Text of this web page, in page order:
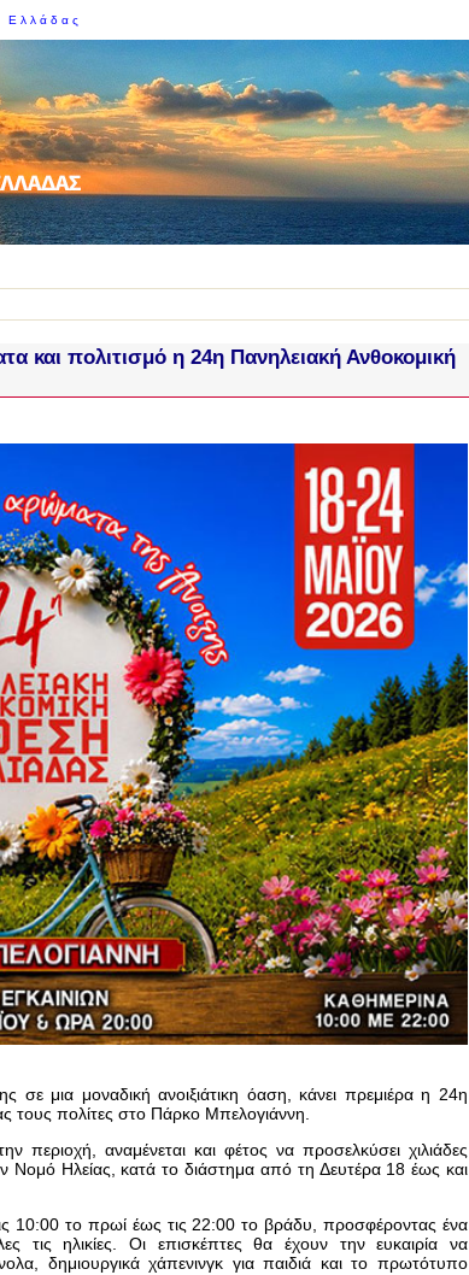
Ελλάδας
και πολιτισμό η 24η Πανηλειακή Ανθοκομική
μια μοναδική ανοιξιάτικη όαση, κάνει πρεμιέρα η 24η
τους πολίτες στο Πάρκο Μπελογιάννη.
αναμένεται και φέτος να προσελκύσει χιλιάδες
Νομό Ηλείας, κατά το διάστημα από τη Δευτέρα 18 έως και
10:00 το πρωί έως τις 22:00 το βράδυ, προσφέροντας ένα
ηλικίες. Οι επισκέπτες θα έχουν την ευκαιρία να
δημιουργικά χάπενινγκ για παιδιά και το πρωτότυπο